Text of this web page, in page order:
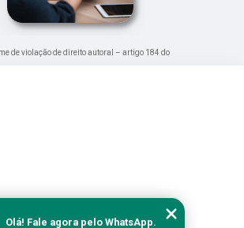
de violação de direito autoral – artigo 184 do
Olá! Fale agora pelo WhatsApp.